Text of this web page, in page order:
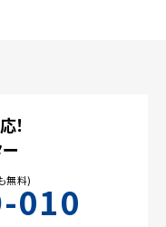
！
無料)
010